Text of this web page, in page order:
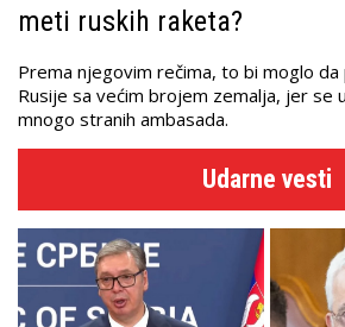
meti ruskih raketa?
Prema njegovim rečima, to bi moglo
Rusije sa većim brojem zemalja, jer se
mnogo stranih ambasada.
Udarne vesti